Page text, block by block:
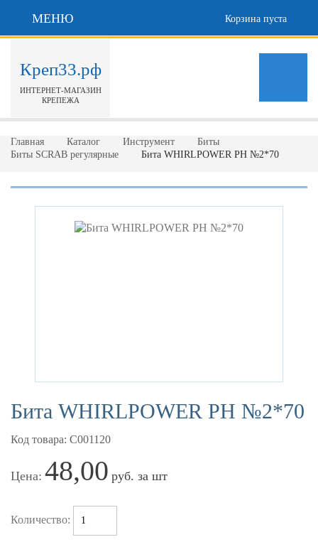
МЕНЮ Корзина пуста
Креп33.рф
ИНТЕРНЕТ-МАГАЗИН
КРЕПЕЖА
Главная Каталог Инструмент
Биты
Биты SCRAB регулярные
Бита WHIRLPOWER РН №2*70
Бита WHIRLPOWER РН №2*70
Код товара: С001120
Цена: 48,00 руб. за шт
Количество: